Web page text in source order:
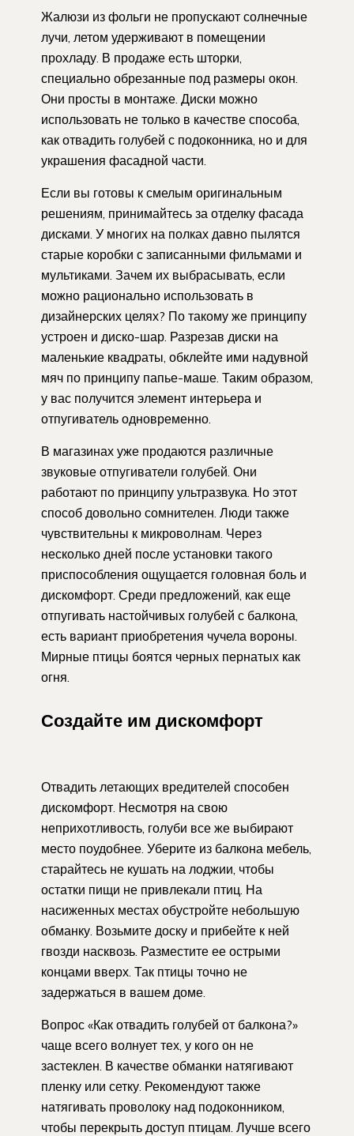
Жалюзи из фольги не пропускают солнечные
лучи, летом удерживают в помещении
прохладу. В продаже есть шторки,
специально обрезанные под размеры окон.
Они просты в монтаже. Диски можно
использовать не только в качестве способа,
как отвадить голубей с подоконника, но и для
украшения фасадной части.
Если вы готовы к смелым оригинальным
решениям, принимайтесь за отделку фасада
дисками. У многих на полках давно пылятся
старые коробки с записанными фильмами и
мультиками. Зачем их выбрасывать, если
можно рационально использовать в
дизайнерских целях? По такому же принципу
устроен и диско-шар. Разрезав диски на
маленькие квадраты, обклейте ими надувной
мяч по принципу папье-маше. Таким образом,
у вас получится элемент интерьера и
отпугиватель одновременно.
В магазинах уже продаются различные
звуковые отпугиватели голубей. Они
работают по принципу ультразвука. Но этот
способ довольно сомнителен. Люди также
чувствительны к микроволнам. Через
несколько дней после установки такого
приспособления ощущается головная боль и
дискомфорт. Среди предложений, как еще
отпугивать настойчивых голубей с балкона,
есть вариант приобретения чучела вороны.
Мирные птицы боятся черных пернатых как
огня.
Создайте им дискомфорт
Отвадить летающих вредителей способен
дискомфорт. Несмотря на свою
неприхотливость, голуби все же выбирают
место поудобнее. Уберите из балкона мебель,
старайтесь не кушать на лоджии, чтобы
остатки пищи не привлекали птиц. На
насиженных местах обустройте небольшую
обманку. Возьмите доску и прибейте к ней
гвозди насквозь. Разместите ее острыми
концами вверх. Так птицы точно не
задержаться в вашем доме.
Вопрос «Как отвадить голубей от балкона?»
чаще всего волнует тех, у кого он не
застеклен. В качестве обманки натягивают
пленку или сетку. Рекомендуют также
натягивать проволоку над подоконником,
чтобы перекрыть доступ птицам. Лучше всего